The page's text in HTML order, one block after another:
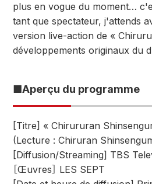
plus en vogue du moment…
tant que spectateur, j'attends
version live-action de «
développements originaux du
■Aperçu du programme
[Titre] « Chirururan
(Lecture : Chiruran
[Diffusion/Streaming] TBS
［Œuvres］ LES SEPT